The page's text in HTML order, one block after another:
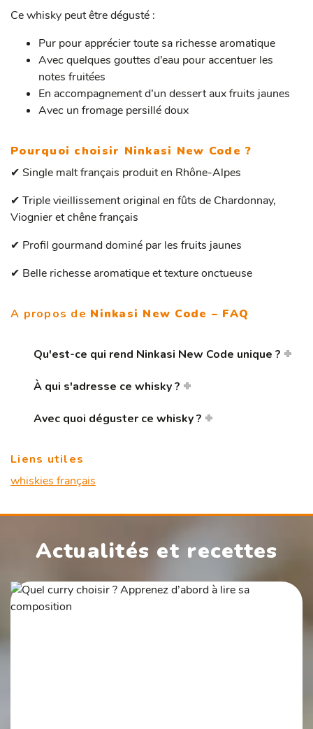
Ce whisky peut être dégusté :
Pur pour apprécier toute sa richesse aromatique
Avec quelques gouttes d’eau pour accentuer les
notes fruitées
En accompagnement d’un dessert aux fruits jaunes
Avec un fromage persillé doux
Pourquoi choisir Ninkasi New Code ?
✔ Single malt français produit en Rhône-Alpes
✔ Triple vieillissement original en fûts de Chardonnay,
Viognier et chêne français
✔ Profil gourmand dominé par les fruits jaunes
✔ Belle richesse aromatique et texture onctueuse
A propos de Ninkasi New Code – FAQ
Qu'est-ce qui rend Ninkasi New Code unique ?
À qui s'adresse ce whisky ?
Avec quoi déguster ce whisky ?
Liens utiles
whiskies français
Actualités et recettes